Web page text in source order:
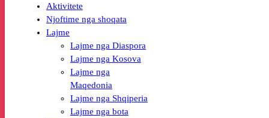
Aktivitete
Njoftime nga shoqata
Lajme
Lajme nga Diaspora
Lajme nga Kosova
Lajme nga
Maqedonia
Lajme nga Shqiperia
Lajme nga bota